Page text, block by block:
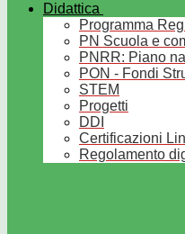
Didattica
Programma
PN Scuola e
PNRR: Piano
PON - Fondi
STEM
Progetti
DDI
Certificazioni
Regolamento